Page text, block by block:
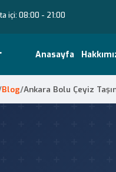
içi: 08:00 - 21:00
Anasayfa
Blog/Ankara Bolu Çeyiz